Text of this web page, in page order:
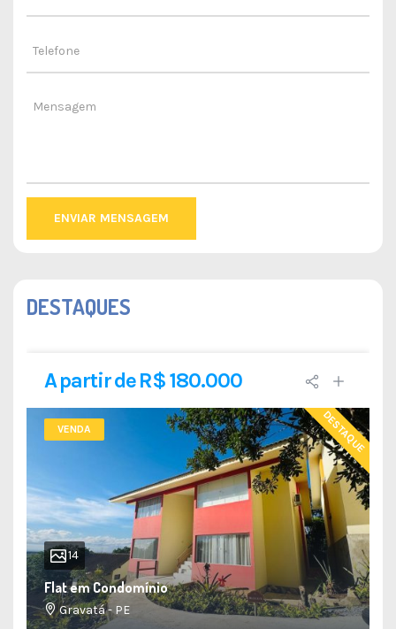
ENVIAR MENSAGEM
DESTAQUES
A partir de R$ 180.000
VENDA DESTAQUE
14
Flat em Condomínio
Gravatá - PE